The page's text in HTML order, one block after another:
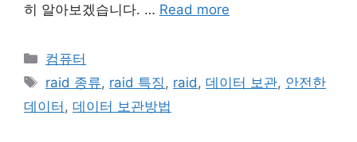
히 알아보겠습니다. … Read more
Categories
컴퓨터
Tags
raid 종류, raid 특징 , raid ,데이터 보관, 안전한
데이터 , 데이터 보관방법